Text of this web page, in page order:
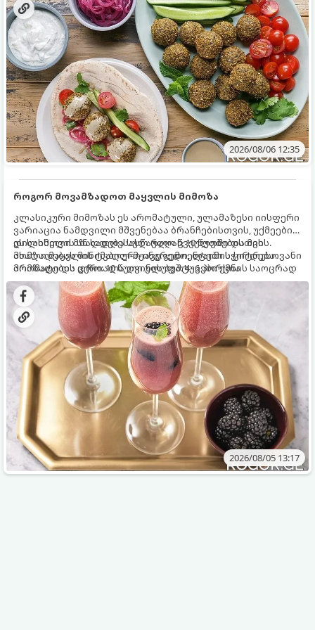
2026/08/06 12:35
როგორ მოვამზადოთ მაყვლის მიმოზა
კლასიკური მიმოზას ეს არომატული, ულამაზესი იისფერი
ვარიაცია ნამდვილი მშვენებაა ბრანჩებისთვის, უქმეების
დილისთვის ან სადღესასწაულო წვეულებებისთვის.
ახალი მაყვლის ტკბილ-მჟავე გემო, ლაიმის ციტრუსოვანი
არომატი და ცქრიალა ღვინის ბუშტუკები ქმნის საოცრად
დახვეწილ და მაგრილებელ კოქტეილს.
ეს სასმელი მზადდება სულ რაღაც 10 წუთში და მის
მომზადებას მინიმალური ინგრედიენტები სჭირდება.
მომზადების დრო: 10 წუთი ულუფა: 4–6 პორცია
2026/08/05 13:17